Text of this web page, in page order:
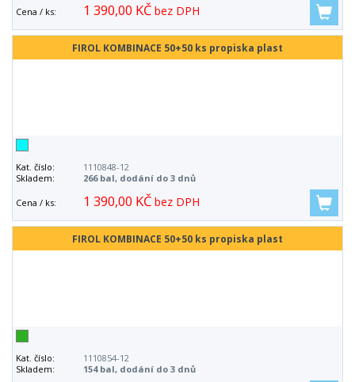
Cena / ks: 1 390,00 KČ bez DPH
FIROL KOMBINACE 50+50 ks propiska plast
Kat. číslo:
1110848-12
Skladem:
266 bal, dodání do 3 dnů
Cena / ks: 1 390,00 KČ bez DPH
FIROL KOMBINACE 50+50 ks propiska plast
Kat. číslo:
1110854-12
Skladem:
154 bal, dodání do 3 dnů